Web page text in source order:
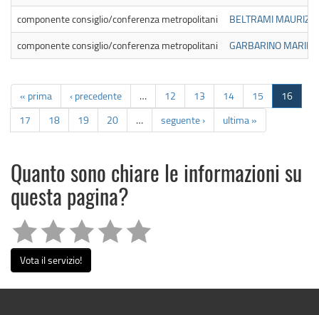
componente consiglio/conferenza metropolitani
BELTRAMI
componente consiglio/conferenza metropolitani
GARBARINO
« prima ‹ precedente … 12 13 14 15
16
17
18 19 20 … seguente › ultima »
Quanto sono chiare le informazioni su
questa pagina?
Vota il servizio!